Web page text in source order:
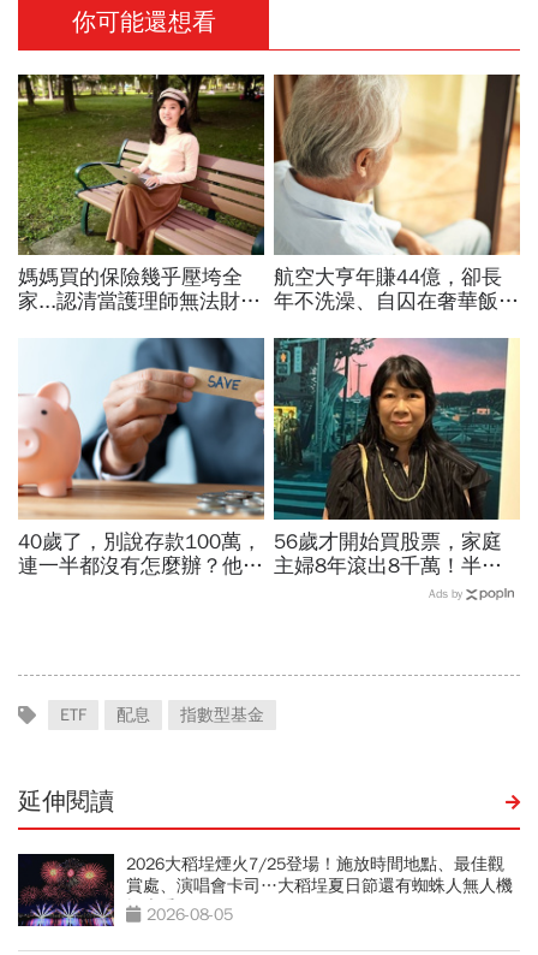
你可能還想看
媽媽買的保險幾乎壓垮全
家...認清當護理師無法財富
碗，27歲年賺200萬
航空大亨年賺44億，卻長
年不洗澡、自囚在奢華飯
人，為何晚年活成一場悲
劇？
40歲了，別說存款100萬，
連一半都沒有怎麼辦？他5
56歲才開始買股票，家庭
主婦8年滾出8千萬！半年
暴賺5成、卻在股災「輝達
Ads by
ETF 配息 指數型基金
延伸閱讀
2026大稻埕煙火7/25登場！施放時間地點、最佳觀
賞處、演唱會卡司…大稻埕夏日節還有蜘蛛人無人機
燈光秀
2026-08-05